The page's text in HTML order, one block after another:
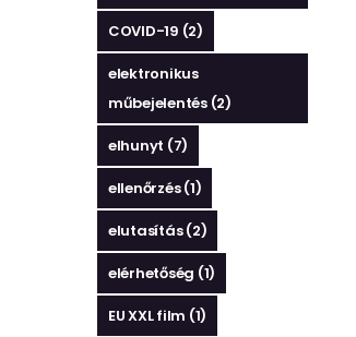
COVID-19 (2)
elektronikus
műbejelentés(2)
elhunyt (7)
ellenőrzés(1)
elutasítás(2)
elérhetőség (1)
EU XXL film (1)